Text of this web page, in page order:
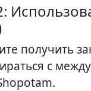
получить
с